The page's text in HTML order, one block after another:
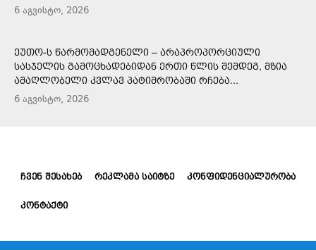
6 აგვისტო, 2026
ᲔᲣᲗᲝ-Ს ᲬᲐᲠᲛᲝᲛᲐᲓᲒᲔᲜᲔᲚᲘ – ᲐᲠᲐᲞᲠᲝᲞᲝᲠᲪᲘᲣᲚᲘ
ᲡᲐᲡᲯᲔᲚᲘᲡ ᲒᲐᲛᲝᲪᲮᲐᲓᲔᲑᲘᲓᲐᲜ ᲔᲠᲗᲘ ᲬᲚᲘᲡ ᲨᲔᲛᲓᲔᲒ, ᲛᲖᲘᲐ
ᲐᲛᲐᲦᲚᲝᲑᲔᲚᲘ ᲙᲕᲚᲐᲕ ᲞᲐᲢᲘᲛᲠᲝᲑᲐᲨᲘ ᲠᲩᲔᲑᲐ...
6 აგვისტო, 2026
ᲩᲕᲔᲜ ᲨᲔᲡᲐᲮᲔᲑ ᲠᲔᲙᲚᲐᲛᲐ ᲡᲐᲘᲢᲖᲔ ᲙᲝᲜᲤᲘᲓᲔᲜᲪᲘᲐᲚᲣᲠᲝᲑᲐ
ᲙᲝᲜᲢᲐᲥᲢᲘ